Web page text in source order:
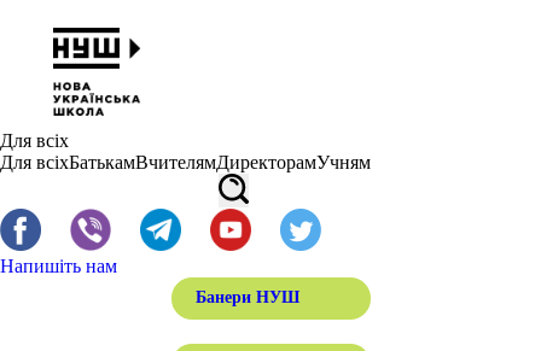
Для всіх
Для всіхБатькамВчителямДиректорамУчням
Напишіть нам
Банери НУШ